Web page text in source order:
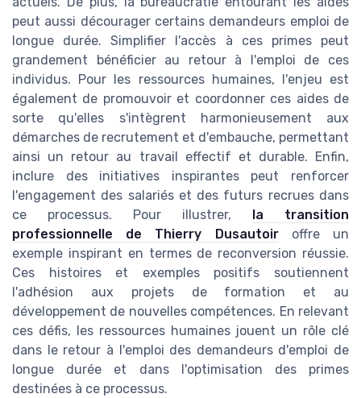
peut aussi décourager certains demandeurs emploi de
longue durée. Simplifier l'accès à ces primes peut
grandement bénéficier au retour à l'emploi de ces
individus. Pour les ressources humaines, l'enjeu est
également de promouvoir et coordonner ces aides de
sorte qu'elles s'intègrent harmonieusement aux
démarches de recrutement et d'embauche, permettant
ainsi un retour au travail effectif et durable. Enfin,
inclure des initiatives inspirantes peut renforcer
l'engagement des salariés et des futurs recrues dans
ce processus. Pour illustrer,
la transition
professionnelle de Thierry Dusautoiroffre un
exemple inspirant en termes de reconversion réussie.
Ces histoires et exemples positifs soutiennent
l'adhésion aux projets de formation et au
développement de nouvelles compétences. En relevant
ces défis, les ressources humaines jouent un rôle clé
dans le retour à l'emploi des demandeurs d'emploi de
longue durée et dans l'optimisation des primes
destinées à ce processus.